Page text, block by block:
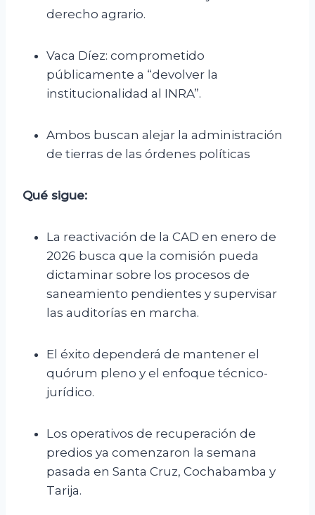
derecho agrario.
Vaca Díez: comprometido
públicamente a “devolver la
institucionalidad al INRA”.
Ambos buscan alejar la administración
de tierras de las órdenes políticas
Qué sigue:
La reactivación de la CAD en enero de
2026 busca que la comisión pueda
dictaminar sobre los procesos de
saneamiento pendientes y supervisar
las auditorías en marcha.
El éxito dependerá de mantener el
quórum pleno y el enfoque técnico-
jurídico.
Los operativos de recuperación de
predios ya comenzaron la semana
pasada en Santa Cruz, Cochabamba y
Tarija.